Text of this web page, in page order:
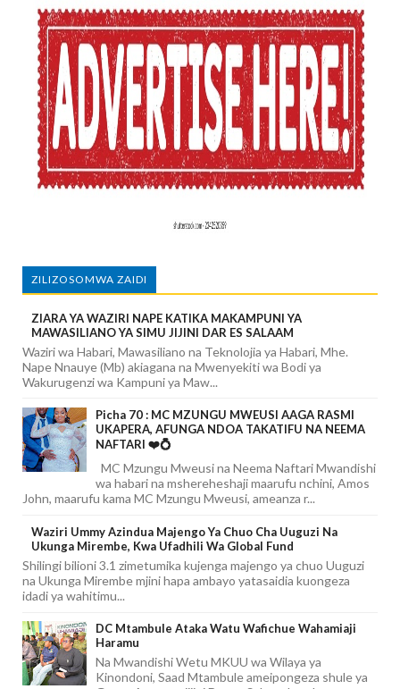
ZILIZOSOMWA ZAIDI
ZIARA YA WAZIRI NAPE KATIKA MAKAMPUNI YA
MAWASILIANO YA SIMU JIJINI DAR ES SALAAM
Waziri wa Habari, Mawasiliano na Teknolojia ya Habari, Mhe.
Nape Nnauye (Mb) akiagana na Mwenyekiti wa Bodi ya
Wakurugenzi wa Kampuni ya Maw...
Picha 70 : MC MZUNGU MWEUSI AAGA RASMI
UKAPERA, AFUNGA NDOA TAKATIFU NA NEEMA
NAFTARI ❤️💍
MC Mzungu Mweusi na Neema Naftari Mwandishi
wa habari na mshereheshaji maarufu nchini, Amos
John, maarufu kama MC Mzungu Mweusi, ameanza r...
Waziri Ummy Azindua Majengo Ya Chuo Cha Uuguzi Na
Ukunga Mirembe, Kwa Ufadhili Wa Global Fund
Shilingi bilioni 3.1 zimetumika kujenga majengo ya chuo Uuguzi
na Ukunga Mirembe mjini hapa ambayo yatasaidia kuongeza
idadi ya wahitimu...
DC Mtambule Ataka Watu Wafichue Wahamiaji
Haramu
Na Mwandishi Wetu MKUU wa Wilaya ya
Kinondoni, Saad Mtambule ameipongeza shule ya